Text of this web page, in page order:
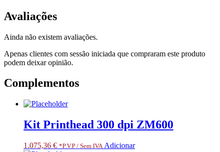
Avaliações
Ainda não existem avaliações.
Apenas clientes com sessão iniciada que compraram este produto
podem deixar opinião.
Complementos
Kit Printhead 300 dpi ZM600
1.075,36 € *P.V.P / Sem IVA Adicionar